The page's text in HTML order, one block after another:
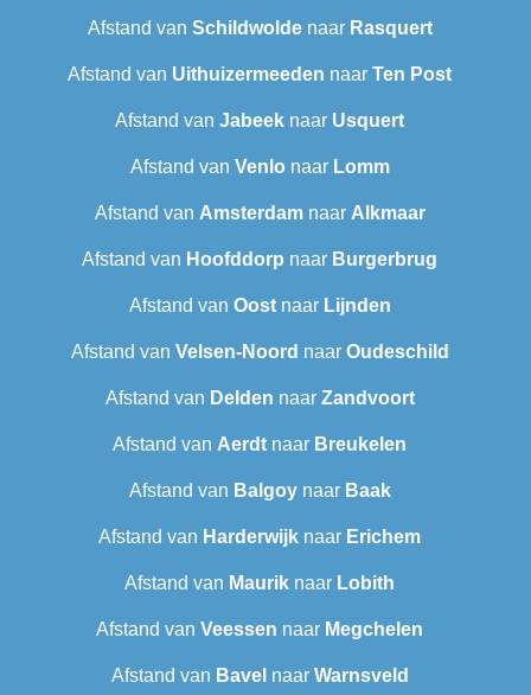
Afstand van Schildwoldenaar Rasquert
Afstand van Uithuizermeeden naar Ten Post
Afstand van Jabeek naar Usquert
Afstand van Venlo naar Lomm
Afstand van Amsterdamnaar Alkmaar
Afstand van Hoofddorp naar Burgerbrug
Afstand van Oostnaar Lijnden
Afstand van Velsen-Noord naar Oudeschild
Afstand van Delden naar Zandvoort
Afstand van Aerdt naar Breukelen
Afstand van Balgoynaar Baak
Afstand van Harderwijk naar Erichem
Afstand van Maurik naar Lobith
Afstand van Veessen naar Megchelen
Afstand van Bavel naar Warnsveld